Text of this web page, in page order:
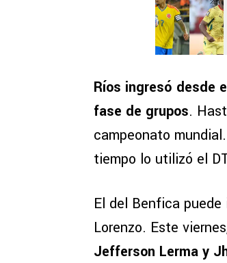
Ríos ingresó desde
fase de grupos.
campeonato
tiempo lo utilizó el
El del Benfica
Lorenzo. Este
Jefferson Lerma y